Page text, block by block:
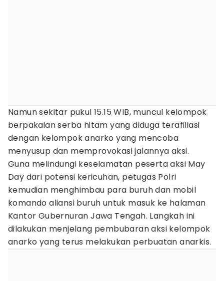
Namun sekitar pukul 15.15 WIB, muncul kelompok
berpakaian serba hitam yang diduga terafiliasi
dengan kelompok anarko yang mencoba
menyusup dan memprovokasi jalannya aksi.
Guna melindungi keselamatan peserta aksi May
Day dari potensi kericuhan, petugas Polri
kemudian menghimbau para buruh dan mobil
komando aliansi buruh untuk masuk ke halaman
Kantor Gubernuran Jawa Tengah. Langkah ini
dilakukan menjelang pembubaran aksi kelompok
anarko yang terus melakukan perbuatan anarkis.